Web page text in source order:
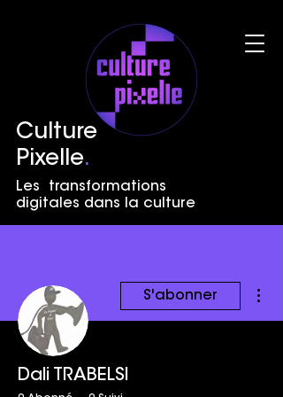
Culture
Pixelle.
Les transformations
digitales dans la culture
S'abonner
Dali TRABELSI